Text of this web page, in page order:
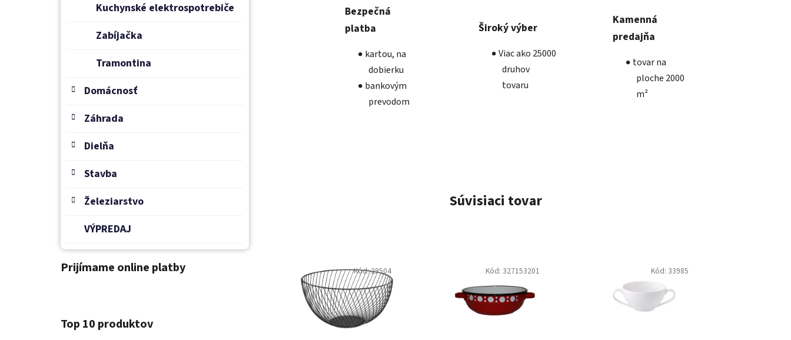
Kuchynské elektrospotrebiče
Zabíjačka
Tramontina
Domácnosť
Záhrada
Dielňa
Stavba
Železiarstvo
VÝPREDAJ
Prijímame online platby
Top 10 produktov
Bezpečná
platba
kartou, na
dobierku
bankovým
prevodom
Široký výber
Viac ako 25000
druhov
tovaru
Kamenná
predajňa
tovar na
ploche 2000
m²
Súvisiaci tovar
Kód:29504 Kód: 327153201 Kód: 33985